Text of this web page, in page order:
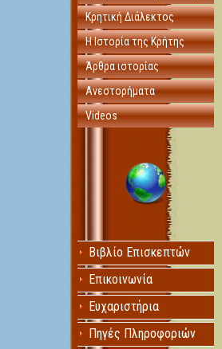
Κρητική Διάλεκτος
Η Ιστορία της Κρήτης
Άρθρα ιστορίας
Ανεστορήματα
Videos
Βιβλίο Επισκεπτών
Επικοινωνία
Ευχαριστήρια
Πηγές Πληροφοριών